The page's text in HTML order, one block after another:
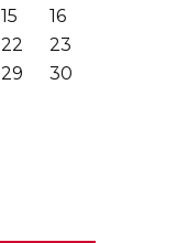
15
16
22
23
29
30